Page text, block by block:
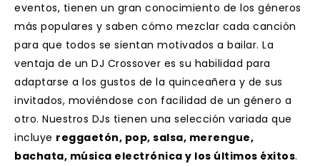
eventos, tienen un gran conocimiento de los géneros
más populares y saben cómo mezclar cada canción
para que todos se sientan motivados a bailar. La
ventaja de un DJ Crossover es su habilidad para
adaptarse a los gustos de la quinceañera y de sus
invitados, moviéndose con facilidad de un género a
otro. Nuestros DJs tienen una selección variada que
incluye reggaetón, pop, salsa, merengue,
bachata, música electrónica y los últimos éxitos.